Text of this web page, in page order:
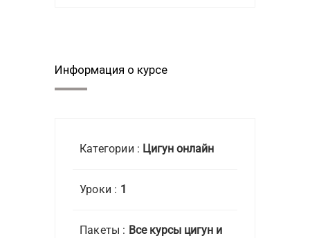
Информация о курсе
Категории : Цигун онлайн
Уроки : 1
Пакеты : Все курсы цигун и